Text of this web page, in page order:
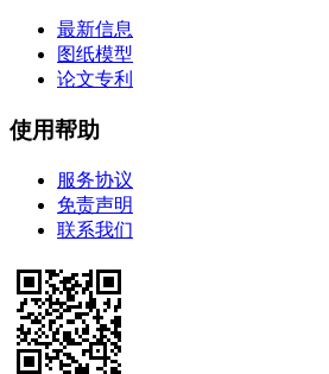
最新信息
图纸模型
论文专利
使用帮助
服务协议
免责声明
联系我们